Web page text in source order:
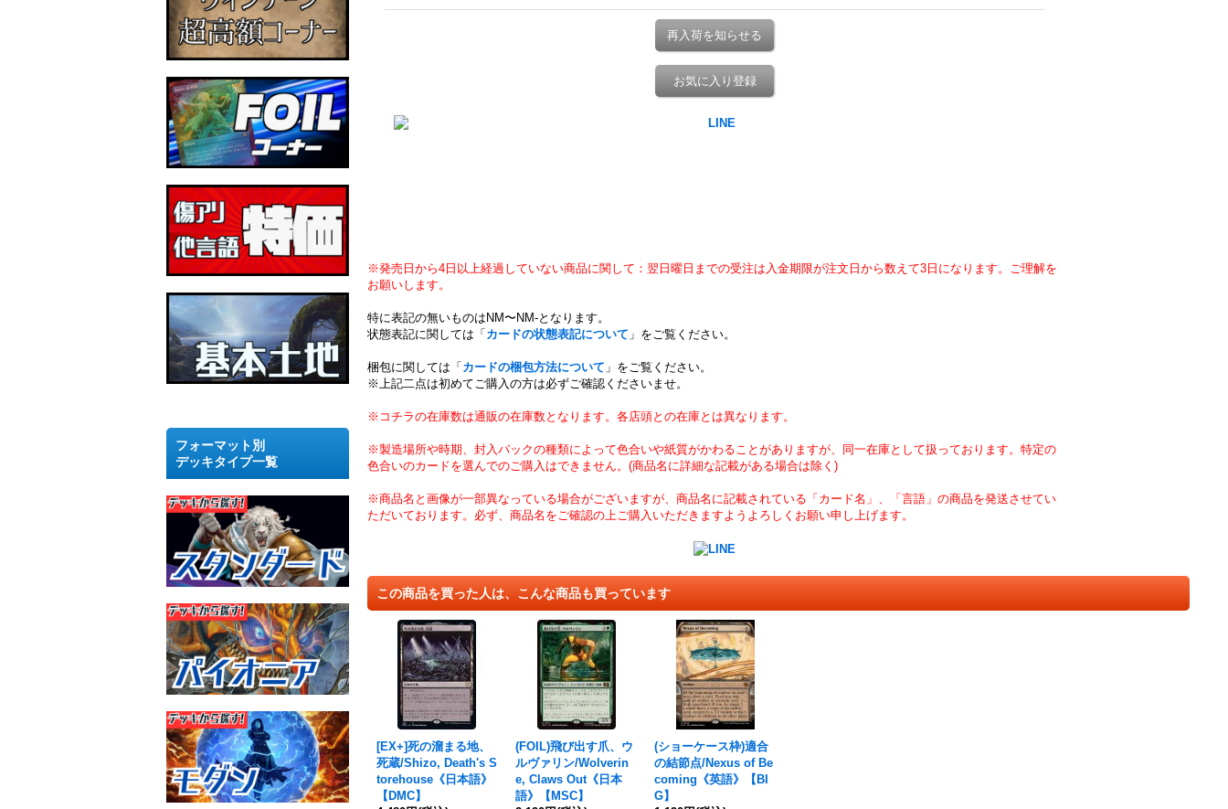
フォーマット別
デッキタイプ一覧
再入荷を知らせる
お気に入り登録
※発売日から4日以上経過していない商品に関して：翌日曜日までの受注は入金期限が注文日から数えて3日になります。ご理解を
お願いします。
特に表記の無いものはNM〜NM-となります。
状態表記に関しては「 カードの状態表記について 」をご覧ください。
梱包に関しては「 カードの梱包方法について 」をご覧ください。
※上記二点は初めてご購入の方は必ずご確認くださいませ。
※コチラの在庫数は通販の在庫数となります。各店頭との在庫とは異なります。
※製造場所や時期、封入パックの種類によって色合いや紙質がかわることがありますが、同一在庫として扱っております。特定の
色合いのカードを選んでのご購入はできません。(商品名に詳細な記載がある場合は除く)
※商品名と画像が一部異なっている場合がございますが、商品名に記載されている「カード名」、「言語」の商品を発送させてい
ただいております。必ず、商品名をご確認の上ご購入いただきますようよろしくお願い申し上げます。
この商品を買った人は、こんな商品も買っています
[EX+]死の溜まる地、
死蔵/Shizo, Death's S
torehouse《日本語》
【DMC】
(FOIL)飛び出す爪、ウ
ルヴァリン/Wolverin
e, Claws Out《日本
語》【MSC】
(ショーケース枠)適合
の結節点/Nexus of Be
coming《英語》【BI
G】